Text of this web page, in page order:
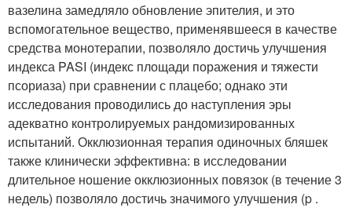
вазелина замедляло обновление эпителия, и это
вспомогательное вещество, применявшееся в качестве
средства монотерапии, позволяло достичь улучшения
индекса PASI (индекс площади поражения и тяжести
псориаза) при сравнении с плацебо; однако эти
исследования проводились до наступления эры
адекватно контролируемых рандомизированных
испытаний. Окклюзионная терапия одиночных бляшек
также клинически эффективна: в исследовании
длительное ношение окклюзионных повязок (в течение 3
недель) позволяло достичь значимого улучшения (p .